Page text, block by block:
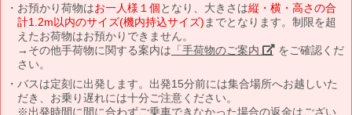
お預かり荷物はお一人様１個となり、大きさは縦・横・高さの合
計1.2m以内のサイズ(機内持込サイズ) までとなります。制限を超
えたお荷物はお預かりできません。
→その他手荷物に関する案内は 「手荷物のご案内」 をご確認くだ
さい。
バスは定刻に出発します。出発15分前には集合場所へお越しいた
だき、お乗り遅れには十分ご注意ください。
※出発時間に間に合わずご乗車できなかった場合の返金はござい